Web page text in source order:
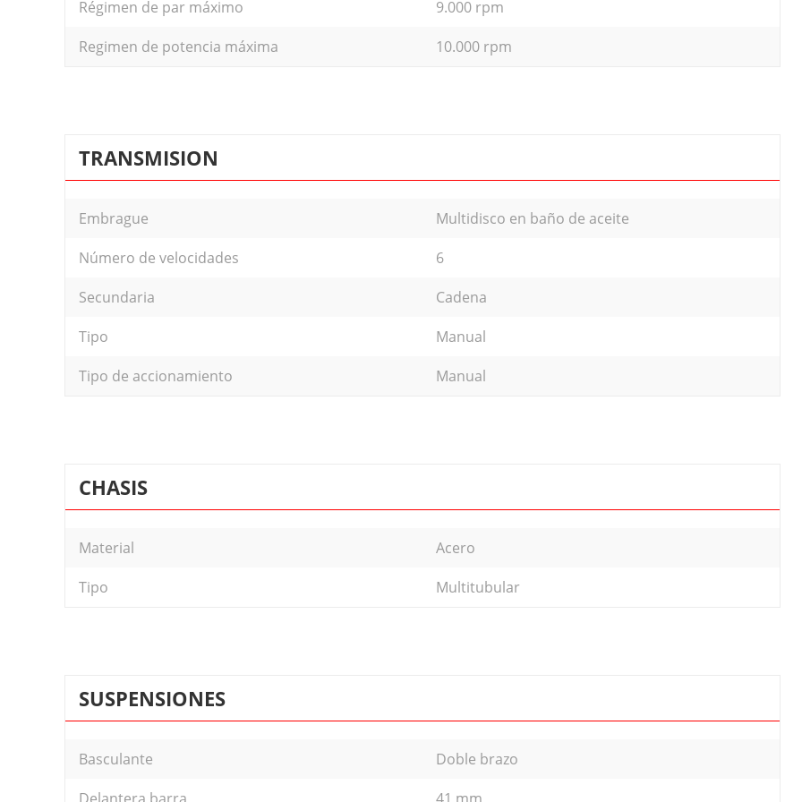
Régimen de par máximo
9.000 rpm
Regimen de potencia máxima
10.000 rpm
TRANSMISION
Embrague
Multidisco en baño de aceite
Número de velocidades
6
Secundaria
Cadena
Tipo
Manual
Tipo de accionamiento
Manual
CHASIS
Material
Acero
Tipo
Multitubular
SUSPENSIONES
Basculante
Doble brazo